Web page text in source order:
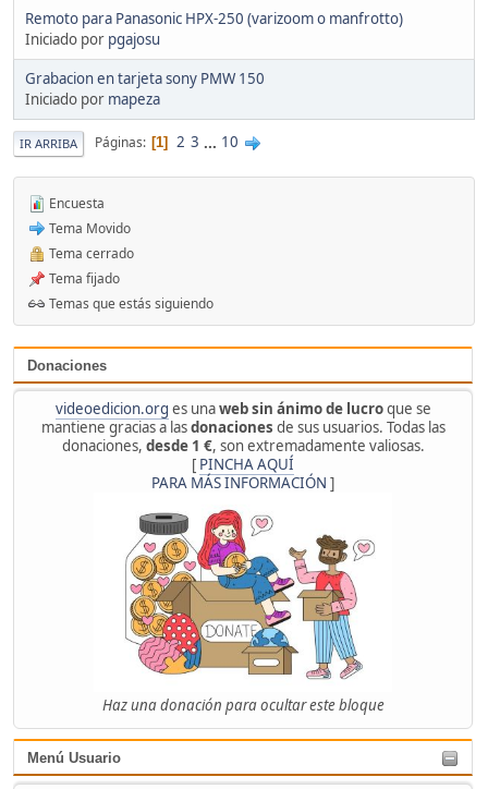
Donaciones
videoedicion.org es unaweb sin ánimo de lucroque se
mantiene gracias a lasdonaciones de sus usuarios. Todas las
donaciones, desde 1 €, son extremadamente valiosas.
[ PINCHA AQUÍ
PARA MÁS INFORMACIÓN ]
Haz una donación para ocultar este bloque
Menú Usuario
Remoto para Panasonic HPX-250 (varizoom o manfrotto)
Iniciado por pgajosu
Grabacion en tarjeta sony PMW 150
Iniciado por mapeza
IR ARRIBA Páginas 1 2 3 ... 10
Encuesta
Tema Movido
Tema cerrado
Tema fijado
Temas que estás siguiendo